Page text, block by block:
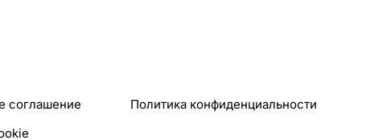
соглашение
Политика конфиденциальности